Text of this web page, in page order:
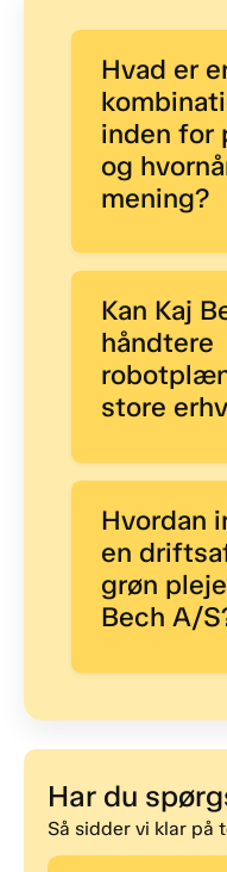
Hvad er
inden for
og
mening?
Kan Kaj
håndtere
store
Hvordan
en
grøn
Bech A/
Har du
Så sidder vi klar på